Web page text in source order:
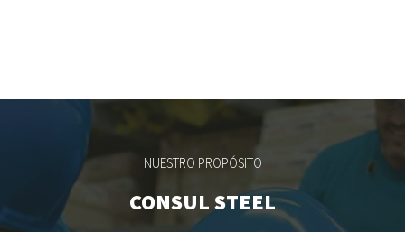
NUESTRO PROPÓSITO
CONSUL STEEL